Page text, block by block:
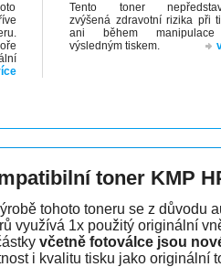
Tento toner
zvýšená zdravotní rizika při
ani během
výsledným tiskem.
toner KMP
tohoto toneru se z důvodu
využívá 1x použitý originální
včetně fotoválce jsou
i kvalitu tisku jako originální